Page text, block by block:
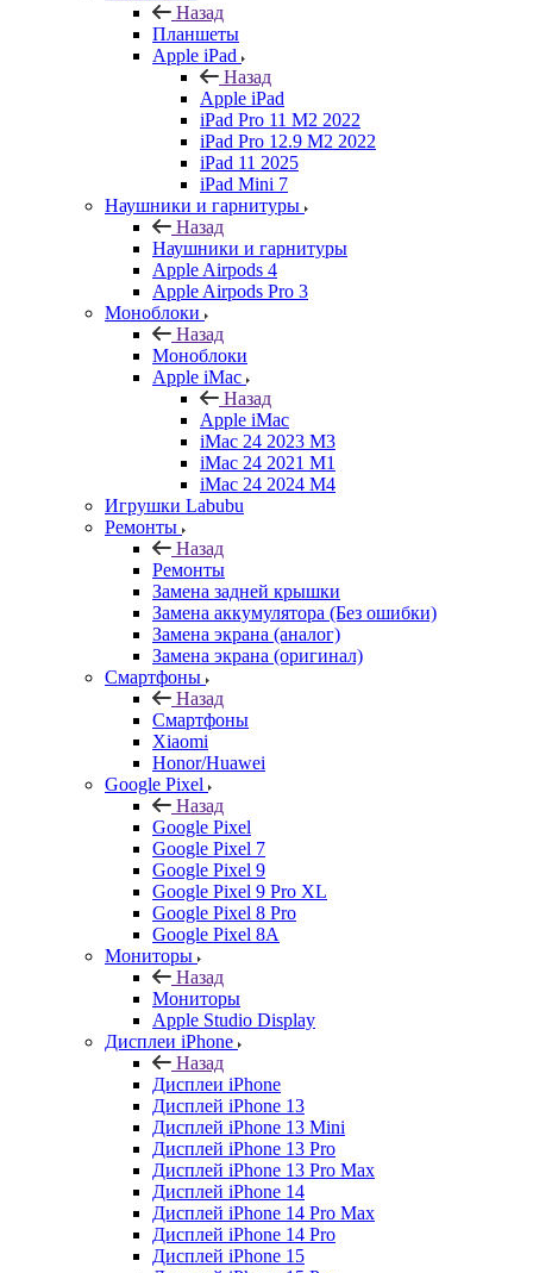
Назад
Планшеты
Apple iPad
Назад
Apple iPad
iPad Pro 11 M2 2022
iPad Pro 12.9 M2 2022
iPad 11 2025
iPad Mini 7
Наушники и гарнитуры
Назад
Наушники и гарнитуры
Apple Airpods 4
Apple Airpods Pro 3
Моноблоки
Назад
Моноблоки
Apple iMac
Назад
Apple iMac
iMac 24 2023 M3
iMac 24 2021 M1
iMac 24 2024 M4
Игрушки Labubu
Ремонты
Назад
Ремонты
Замена задней крышки
Замена аккумулятора (Без ошибки)
Замена экрана (аналог)
Замена экрана (оригинал)
Смартфоны
Назад
Смартфоны
Xiaomi
Honor/Huawei
Google Pixel
Назад
Google Pixel
Google Pixel 7
Google Pixel 9
Google Pixel 9 Pro XL
Google Pixel 8 Pro
Google Pixel 8A
Мониторы
Назад
Мониторы
Apple Studio Display
Дисплеи iPhone
Назад
Дисплеи iPhone
Дисплей iPhone 13
Дисплей iPhone 13 Mini
Дисплей iPhone 13 Pro
Дисплей iPhone 13 Pro Max
Дисплей iPhone 14
Дисплей iPhone 14 Pro Max
Дисплей iPhone 14 Pro
Дисплей iPhone 15